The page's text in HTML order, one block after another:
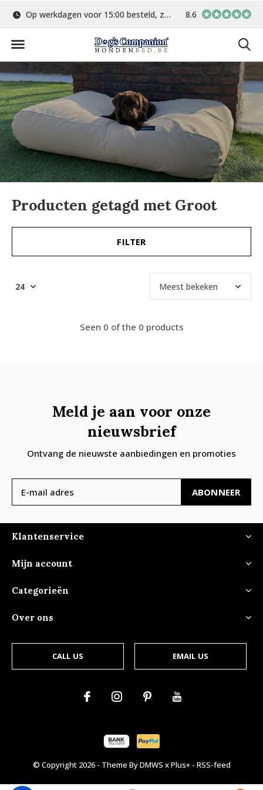
Op werkdagen voor 15:00 besteld, zelfde dag verstuurd Gratis verzending
8.6
Producten getagd met Groot
FILTER
Seen 0 of the 0 products
Meld je aan voor onze
nieuwsbrief
Ontvang de nieuwste aanbiedingen en promoties
ABONNEER
Klantenservice
Mijn account
Categorieën
Over ons
CALL US EMAIL US
© Copyright 2026- Theme ByDMWS xPlus+- RSS-feed